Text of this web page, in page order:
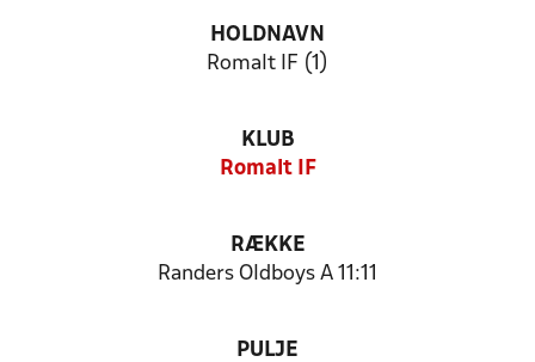
HOLDNAVN
Romalt IF (1)
KLUB
Romalt IF
RÆKKE
Randers Oldboys A 11:11
PULJE